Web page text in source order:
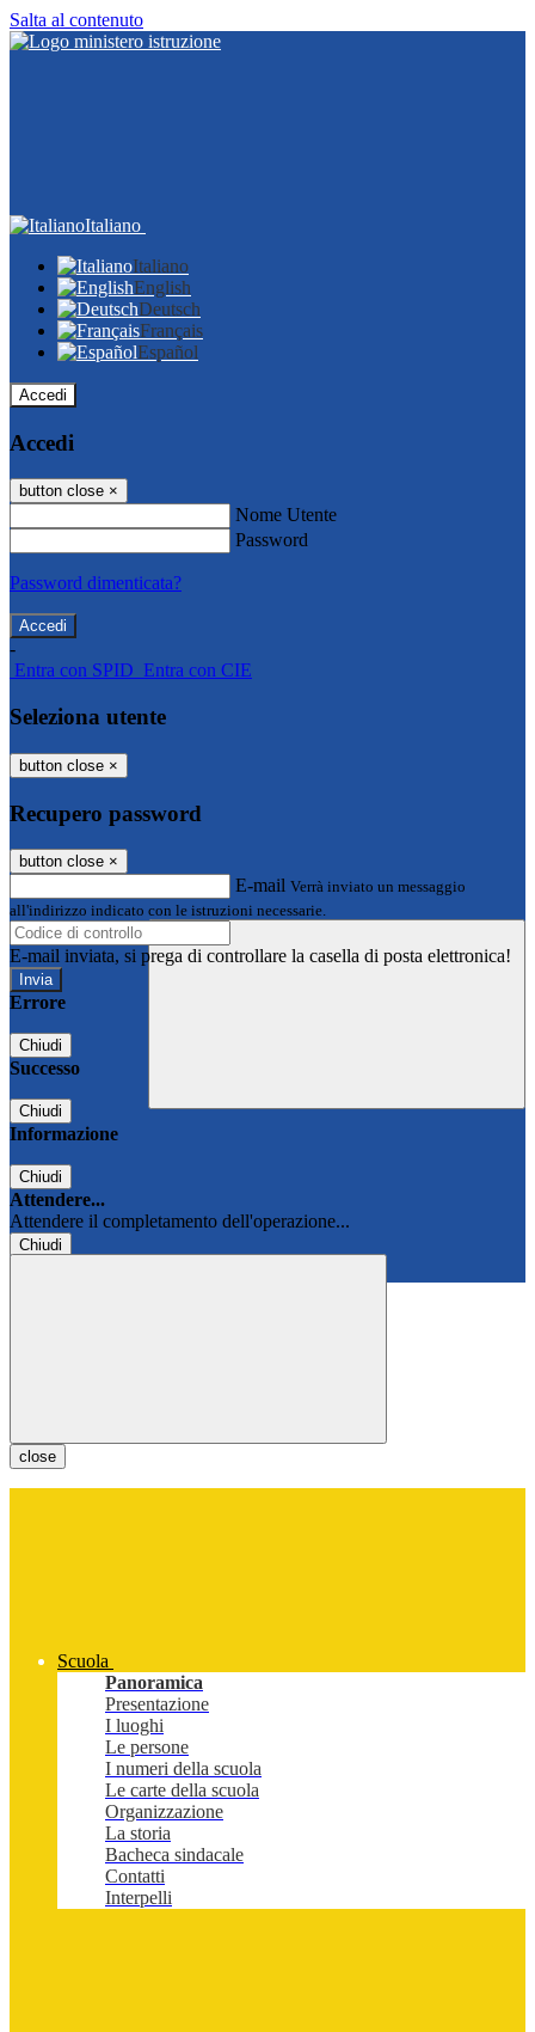
Salta al contenuto
Italiano
Italiano
English
Deutsch
Français
Español
Accedi
Accedi
button close ×
Nome Utente
Password
Password dimenticata?
-
Entra con SPID Entra con CIE
Seleziona utente
button close ×
Recupero password
button close ×
E-mail Verrà inviato un messaggio
all'indirizzo indicato con le istruzioni necessarie.
E-mail inviata, si prega di controllare la casella di posta elettronica!
Errore
Chiudi
Successo
Chiudi
Informazione
Chiudi
Attendere...
Attendere il completamento dell'operazione...
Chiudi
close
Scuola
Panoramica
Presentazione
I luoghi
Le persone
I numeri della scuola
Le carte della scuola
Organizzazione
La storia
Bacheca sindacale
Contatti
Interpelli